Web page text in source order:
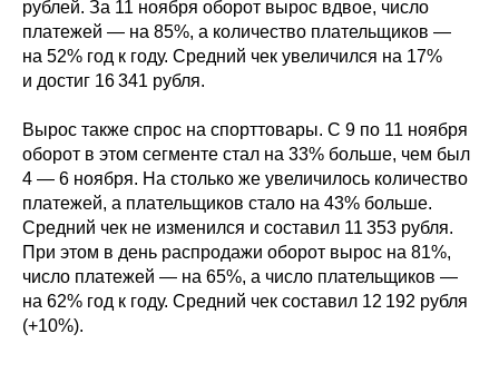
рублей. За 11 ноября оборот вырос вдвое, число
платежей — на 85%, а количество плательщиков —
на 52% год к году. Средний чек увеличился на 17%
и достиг 16 341 рубля.
Вырос также спрос на спорттовары. С 9 по 11 ноября
оборот в этом сегменте стал на 33% больше, чем был
4 — 6 ноября. На столько же увеличилось количество
платежей, а плательщиков стало на 43% больше.
Средний чек не изменился и составил 11 353 рубля.
При этом в день распродажи оборот вырос на 81%,
число платежей — на 65%, а число плательщиков —
на 62% год к году. Средний чек составил 12 192 рубля
(+10%).